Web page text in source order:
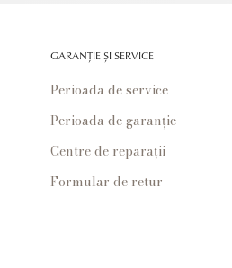
GARANȚIE ȘI SERVICE
Perioada de service
Perioada de garanție
Centre de reparații
Formular de retur